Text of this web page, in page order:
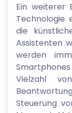
Ein weiterer
Technologie
die
Assistenten
werden
Vielzahl
Steuerung